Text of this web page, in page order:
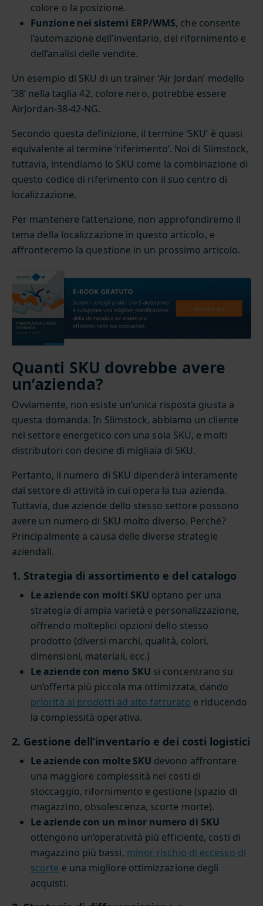
colore o la posizione.
Funzione nei sistemi ERP/WMS, che consente
l’automazione dell’inventario, del rifornimento e
dell’analisi delle vendite.
Un esempio di SKU di un trainer ‘Air Jordan’ modello
’38’ nella taglia 42, colore nero, potrebbe essere
AirJordan-38-42-NG.
Secondo questa definizione, il termine ‘SKU’ è quasi
equivalente al termine ‘riferimento’. Noi di Slimstock,
tuttavia, intendiamo lo SKU come la combinazione di
questo codice di riferimento con il suo centro di
localizzazione.
Per mantenere l’attenzione, non approfondiremo il
tema della localizzazione in questo articolo, e
affronteremo la questione in un prossimo articolo.
Quanti SKU dovrebbe avere
un’azienda?
Ovviamente, non esiste un’unica risposta giusta a
questa domanda. In Slimstock, abbiamo un cliente
nel settore energetico con una sola SKU, e molti
distributori con decine di migliaia di SKU.
Pertanto, il numero di SKU dipenderà interamente
dal settore di attività in cui opera la tua azienda.
Tuttavia, due aziende dello stesso settore possono
avere un numero di SKU molto diverso. Perché?
Principalmente a causa delle diverse strategie
aziendali.
1. Strategia di assortimento e del catalogo
Le aziende con molti SKU optano per una
strategia di ampia varietà e personalizzazione,
offrendo molteplici opzioni dello stesso
prodotto (diversi marchi, qualità, colori,
dimensioni, materiali, ecc.)
Le aziende con meno SKU si concentrano su
un’offerta più piccola ma ottimizzata, dando
priorità ai prodotti ad alto fatturato e riducendo
la complessità operativa.
2. Gestione dell’inventario e dei costi logistici
Le aziende con molte SKU devono affrontare
una maggiore complessità nei costi di
stoccaggio, rifornimento e gestione (spazio di
magazzino, obsolescenza, scorte morte).
Le aziende con un minor numero di SKU
ottengono un’operatività più efficiente, costi di
magazzino più bassi, minor rischio di eccesso di
scorte e una migliore ottimizzazione degli
acquisti.